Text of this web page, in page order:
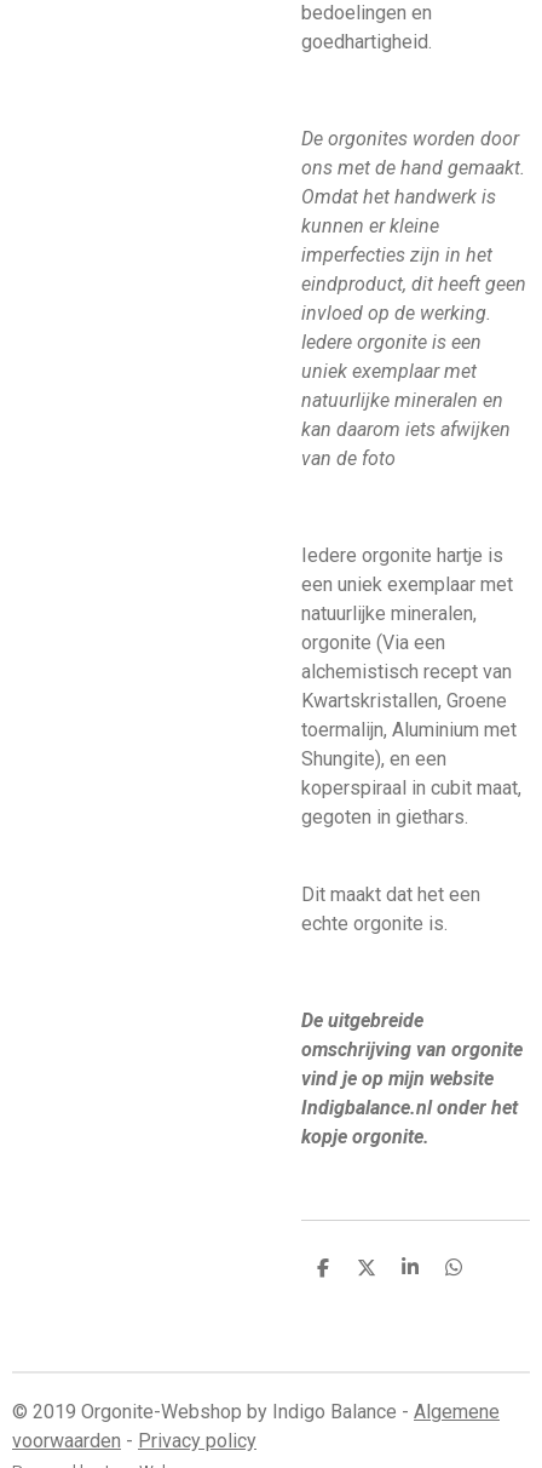
bedoelingen en
goedhartigheid.
De orgonites worden door
ons met de hand gemaakt.
Omdat het handwerk is
kunnen er kleine
imperfecties zijn in het
eindproduct, dit heeft geen
invloed op de werking.
Iedere orgonite is een
uniek exemplaar met
natuurlijke mineralen en
kan daarom iets afwijken
van de foto
Iedere orgonite hartje is
een uniek exemplaar met
natuurlijke mineralen,
orgonite (Via een
alchemistisch recept van
Kwartskristallen, Groene
toermalijn, Aluminium met
Shungite), en een
koperspiraal in cubit maat,
gegoten in giethars.
Dit maakt dat het een
echte orgonite is.
De uitgebreide
omschrijving van orgonite
vind je op mijn website
Indigbalance.nl onder het
kopje orgonite.
D
D
S
D
© 2019 Orgonite-Webshop by Indigo Balance - Algemene
voorwaarden - Privacy policy